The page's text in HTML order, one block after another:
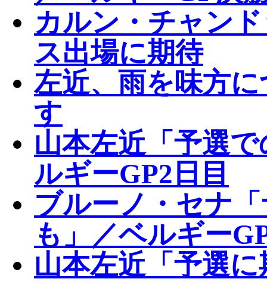
カルン・チャン
ス出場に期待
左近、雨を味方
す
山本左近「予選
ルギーGP2日目
ブルーノ・セナ
も」／ベルギー
山本左近「予選